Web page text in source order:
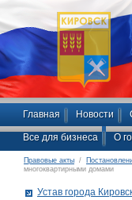
Главная Новости
Все для бизнеса О
Правовые акты /
многоквартирными домами
Устав города